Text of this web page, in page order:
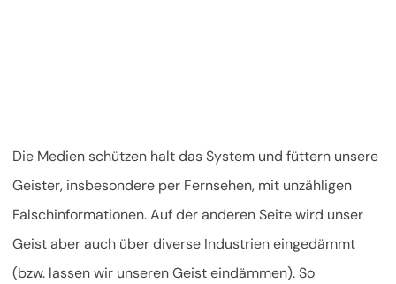
Die Medien schützen halt das System und füttern unsere
Geister, insbesondere per Fernsehen, mit unzähligen
Falschinformationen. Auf der anderen Seite wird unser
Geist aber auch über diverse Industrien eingedämmt
(bzw. lassen wir unseren Geist eindämmen). So